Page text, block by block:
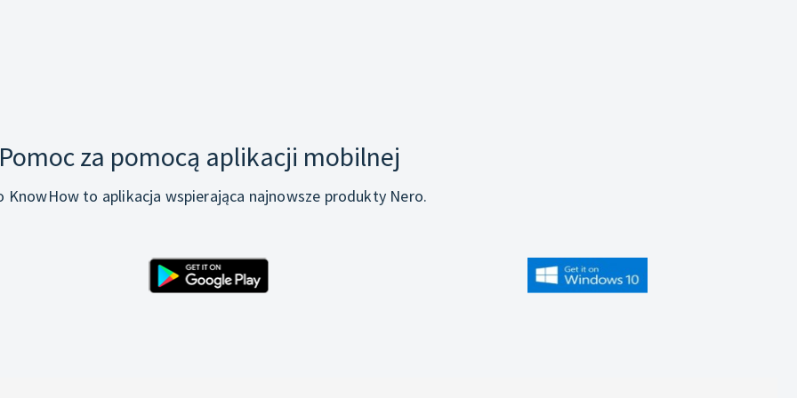
za pomocą aplikacji mobilnej
KnowHow to aplikacja wspierająca najnowsze produkty Nero.